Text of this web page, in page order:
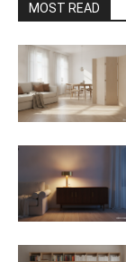
MOST READ